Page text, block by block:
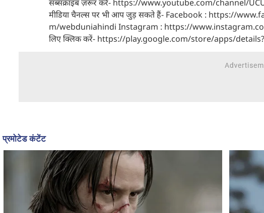
सब्सक्राइब ज़रूर करें- https://www.youtube.com/channel/
मीडिया चैनल्स पर भी आप जुड़ सकते हैं- Facebook : https://
m/webduniahindi Instagram : https://www.instagram.com/
लिए क्लिक करें- https://play.google.com/store/apps/